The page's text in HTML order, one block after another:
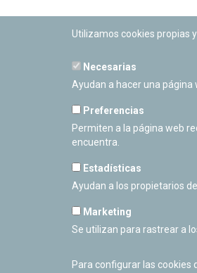
PLANETARIO DE PAMPLONA
Calle Sancho RamÃ­rez, s/n
Cerrado Temporalmente
Utilizamos cookies propias
Necesarias
Ayudan a hacer una
Preferencias
Permiten a la página web
encuentra.
Estadísticas
Ayudan a los propietarios
Marketing
Se utilizan para rastrear a
Para configurar las cookies